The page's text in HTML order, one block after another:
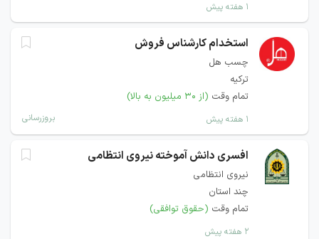
۱ هفته پیش
استخدام کارشناس فروش
چسب هل
ترکیه
تمام وقت (از ۳۰ میلیون به بالا)
۱ هفته پیش بروزرسانی
افسری دانش آموخته نیروی انتظامی
نیروی انتظامی
چند استان
تمام وقت (حقوق توافقی)
۲ هفته پیش